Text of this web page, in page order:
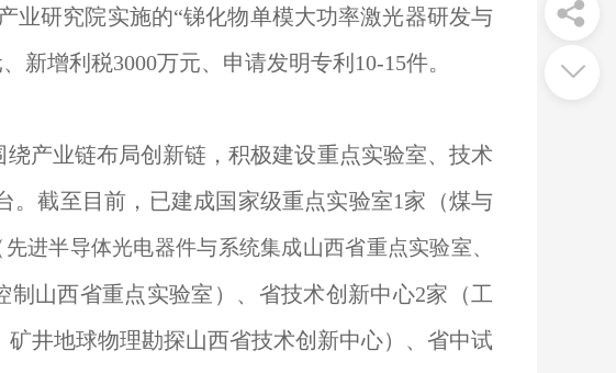
业研究院实施的“锑化物单模大功率激光器研发与
新增利税3000万元、申请发明专利10-15件。
产业链布局创新链，积极建设重点实验室、技术
截至目前，已建成国家级重点实验室1家（煤与
先进半导体光电器件与系统集成山西省重点实验室、
制山西省重点实验室 ）、省技术创新中心2家（工
井地球物理勘探山西省技术创新中心）、省中试